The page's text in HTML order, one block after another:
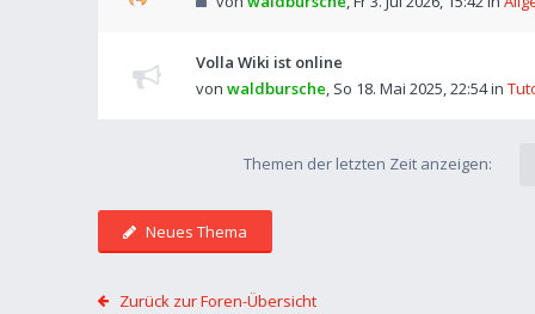
Volla Wiki ist online
von waldbursche, So 18. Mai 2025, 22:54in
Themen der letzten Zeit anzeigen:
Neues Thema
Zurück zur Foren-Übersicht